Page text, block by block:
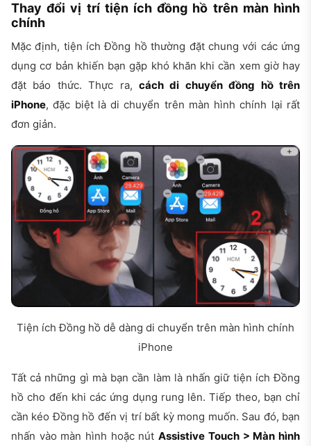
Thay đổi vị trí tiện ích đồng hồ trên màn hình
chính
Mặc định, tiện ích Đồng hồ thường đặt chung với các ứng
dụng cơ bản khiến bạn gặp khó khăn khi cần xem giờ hay
đặt báo thức. Thực ra, cách di chuyển đồng hồ trên
iPhone, đặc biệt là di chuyển trên màn hình chính lại rất
đơn giản.
Tiện ích Đồng hồ dễ dàng di chuyển trên màn hình chính
iPhone
Tất cả những gì mà bạn cần làm là nhấn giữ tiện ích Đồng
hồ cho đến khi các ứng dụng rung lên. Tiếp theo, bạn chỉ
cần kéo Đồng hồ đến vị trí bất kỳ mong muốn. Sau đó, bạn
nhấn vào màn hình hoặc nútAssistive Touch > Màn hình